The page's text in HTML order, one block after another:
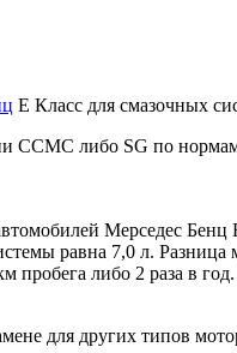
Е Класс для смазочных
CCMC либо SG по
Мерседес
равна 7,0 л.
пробега либо 2 раза в
для других типов